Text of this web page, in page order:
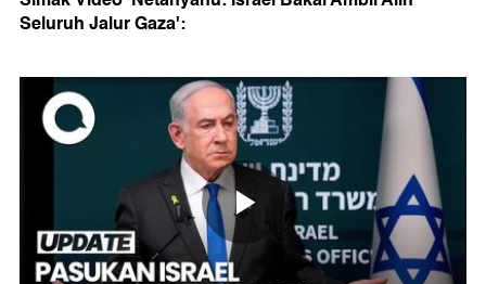
Seluruh Jalur Gaza':